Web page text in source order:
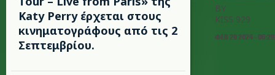
Katy Perry έρχεται στους
κινηματογράφους από τις 2
Σεπτεμβρίου.
BY
KISS 929
ΦΕΒ 20 2024 - 06:29